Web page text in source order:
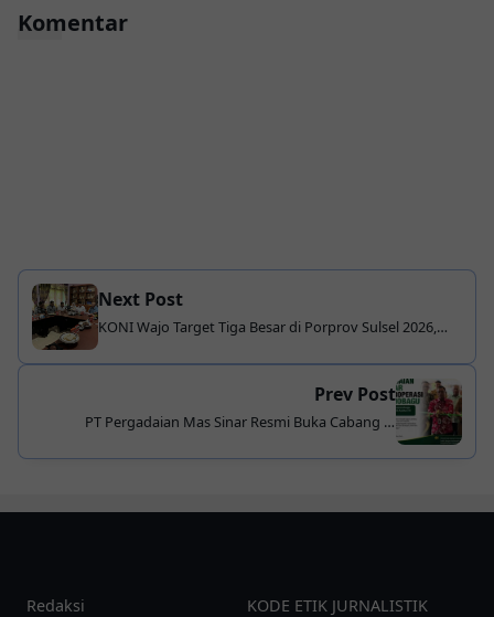
Komentar
Next Post
KONI Wajo Target Tiga Besar di Porprov Sulsel 2026,
Prev Post
PT Pergadaian Mas Sinar Resmi Buka Cabang di
Redaksi KODE ETIK JURNALISTIK